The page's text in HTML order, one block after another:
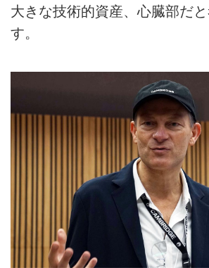
大きな技術的資産、心臓部だ
す。